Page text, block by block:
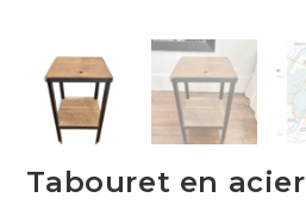
Tabouret en acier